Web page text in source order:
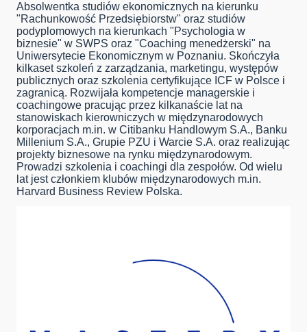
Absolwentka studiów ekonomicznych na kierunku
"Rachunkowość Przedsiębiorstw" oraz studiów
podyplomowych na kierunkach "Psychologia w
biznesie" w SWPS oraz "Coaching menedżerski" na
Uniwersytecie Ekonomicznym w Poznaniu. Skończyła
kilkaset szkoleń z zarządzania, marketingu, występów
publicznych oraz szkolenia certyfikujące ICF w Polsce i
zagranicą. Rozwijała kompetencje managerskie i
coachingowe pracując przez kilkanaście lat na
stanowiskach kierowniczych w międzynarodowych
korporacjach m.in. w Citibanku Handlowym S.A., Banku
Millenium S.A., Grupie PZU i Warcie S.A. oraz realizując
projekty biznesowe na rynku międzynarodowym.
Prowadzi szkolenia i coachingi dla zespołów. Od wielu
lat jest członkiem klubów międzynarodowych m.in.
Harvard Business Review Polska.